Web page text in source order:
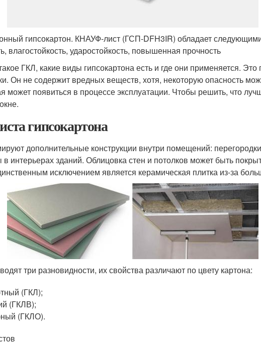
гипсокартон. КНАУФ-лист (ГСП-DFH3IR) обладает
влагостойкость, ударостойкость, повышенная прочность
ГКЛ, какие виды гипсокартона есть и где они применяется.
Он не содержит вредных веществ, хотя, некоторую опасность
может появиться в процессе эксплуатации. Чтобы решить, что
гипсокартона
дополнительные конструкции внутри помещений:
интерьерах зданий. Облицовка стен и потолков может быть
исключением является керамическая плитка из-за
три разновидности, их свойства различают по цвету картона:
(ГКЛ);
(ГКЛВ);
(ГКЛО).